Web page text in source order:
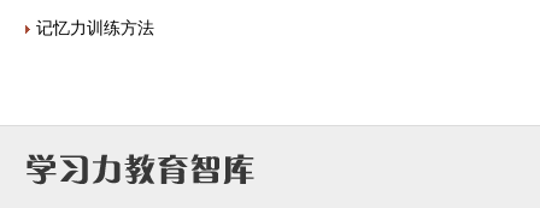
记忆力训练方法